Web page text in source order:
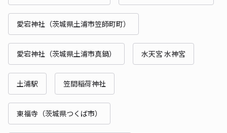
愛宕神社（茨城県土浦市笠師町町）
愛宕神社（茨城県土浦市真鍋） 水天宮 水神宮
土浦駅 笠間稲荷神社
東福寺（茨城県つくば市）